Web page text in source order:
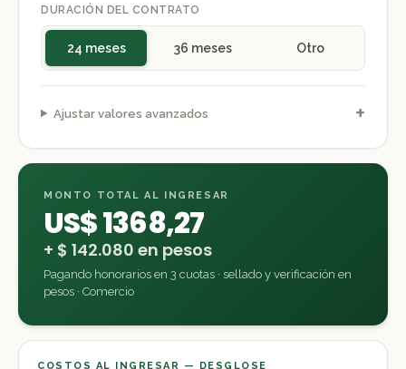
DURACIÓN DEL CONTRATO
24 meses 36 meses Otro
Ajustar valores avanzados +
MONTO TOTAL AL INGRESAR
US$ 1368,27
+ $ 142.080 en pesos
Pagando honorarios en 3 cuotas · sellado y verificación en
pesos · Comercio
COSTOS AL INGRESAR — DESGLOSE